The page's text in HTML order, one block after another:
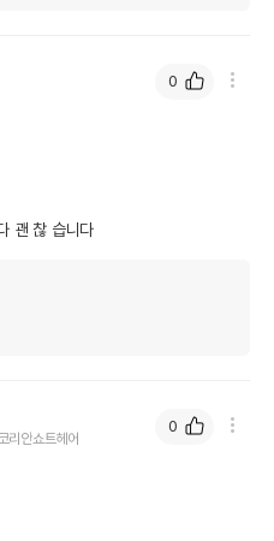
소스
괜 찮 습니다
0
코리안쇼트헤어
0